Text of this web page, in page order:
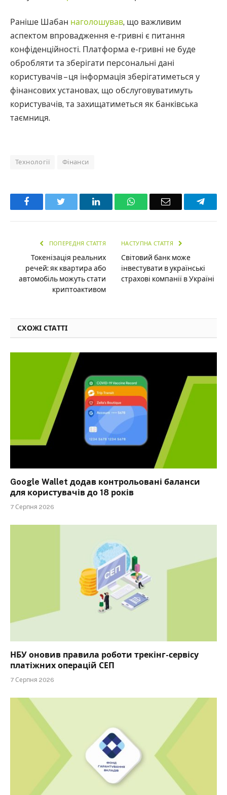
Раніше Шабан наголошував, що важливим
аспектом впровадження е-гривні є питання
конфіденційності. Платформа е-гривні не буде
обробляти та зберігати персональні дані
користувачів – ця інформація зберігатиметься у
фінансових установах, що обслуговуватимуть
користувачів, та захищатиметься як банківська
таємниця.
Технології Фінанси
Facebook LinkedInWhatsAppEmail
ПОПЕРЕДНЯ СТАТТЯ
Токенізація реальних
речей: як квартира або
автомобіль можуть стати
криптоактивом
НАСТУПНА СТАТТЯ
Світовий банк може
інвестувати в українські
страхові компанії в Україні
СХОЖІ СТАТТІ
Google Wallet додав контрольовані баланси
для користувачів до 18 років
7 Серпня 2026
НБУ оновив правила роботи трекінг-сервісу
платіжних операцій СЕП
7 Серпня 2026